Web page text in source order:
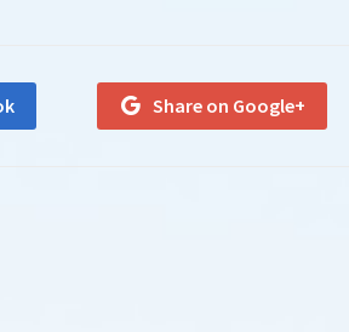
Share on Google+